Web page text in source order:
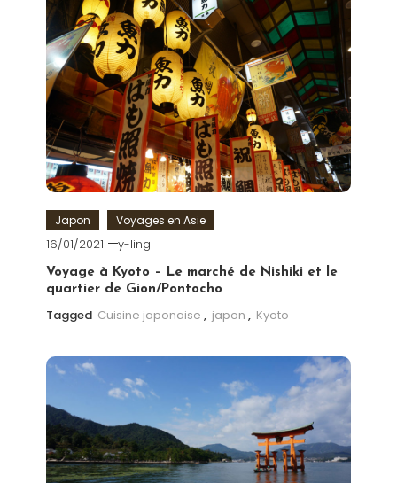
Japon Voyages en Asie
16/01/2021 y-ling
Voyage à Kyoto – Le marché de Nishiki et le
quartier de Gion/Pontocho
Tagged Cuisine japonaise , japon , Kyoto